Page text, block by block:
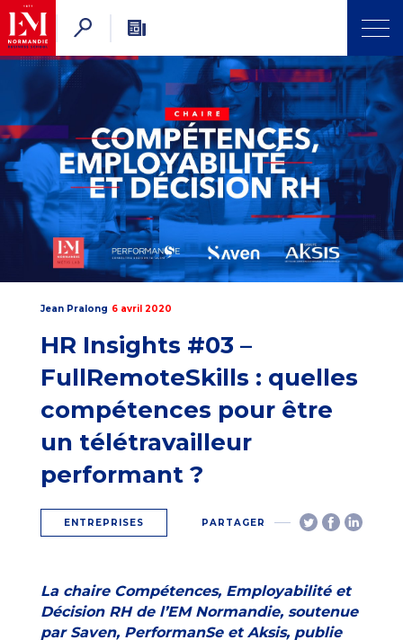
Jean Pralong 6 avril 2020
HR Insights #03 –
FullRemoteSkills : quelles
compétences pour être
un télétravailleur
performant ?
ENTREPRISES PARTAGER
La chaire Compétences, Employabilité et
Décision RH de l’EM Normandie, soutenue
par Saven, PerformanSe et Aksis, publie